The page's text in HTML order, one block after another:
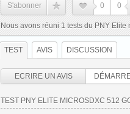
S'abonner 0 0
Nous avons réuni 1 tests du PNY
TEST AVIS DISCUSSION
ECRIRE UN AVIS
TEST PNY ELITE MICROSDXC 512